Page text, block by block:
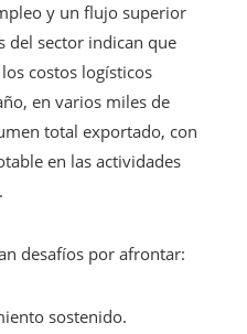
y un flujo superior
del sector indican que
costos logísticos
en varios miles de
total exportado, con
en las actividades
desafíos por afrontar:
sostenido.